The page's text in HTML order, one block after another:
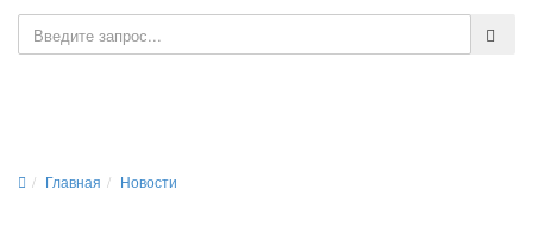
Главная Новости